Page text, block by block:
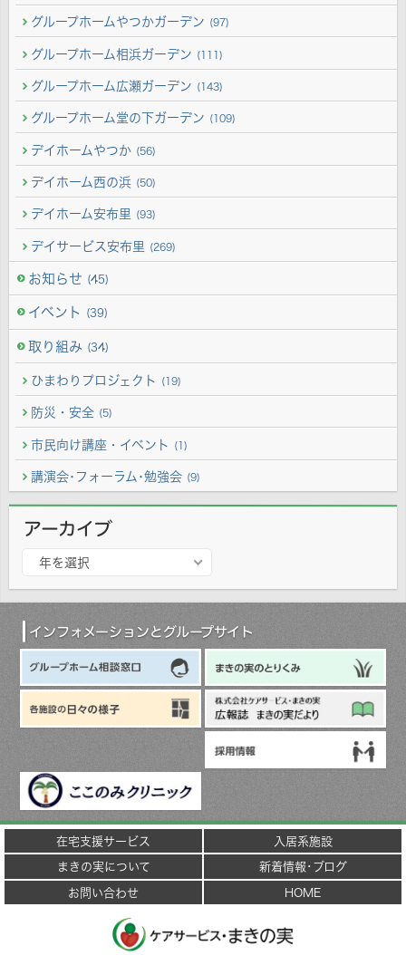
グループホームやつかガーデン (97)
グループホーム相浜ガーデン (111)
グループホーム広瀬ガーデン (143)
グループホーム堂の下ガーデン (109)
デイホームやつか (56)
デイホーム西の浜 (50)
デイホーム安布里 (93)
デイサービス安布里 (269)
お知らせ (45)
イベント (39)
取り組み (34)
ひまわりプロジェクト (19)
防災・安全 (5)
市民向け講座・イベント (1)
講演会･フォーラム･勉強会 (9)
アーカイブ
カ
年を選択
インフォメーションとグループサイト
在宅支援サービス
入居系施設
まきの実について
新着情報･ブログ
お問い合わせ
HOME